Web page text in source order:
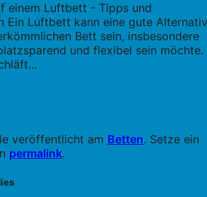
einem Luftbett - Tipps und
Ein Luftbett kann eine gute
Bett sein, insbesondere
und flexibel sein möchte.
veröffentlicht am Betten. Setze ein
permalink.